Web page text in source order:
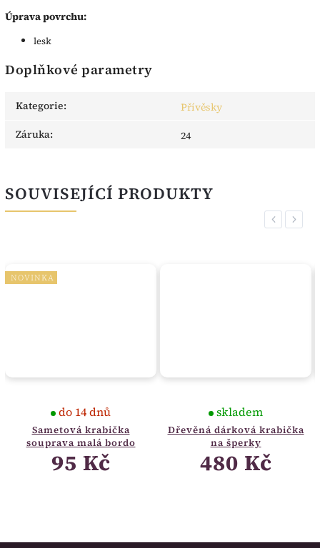
Úprava povrchu:
lesk
Doplňkové parametry
Kategorie:
Přívěsky
Záruka: 24
SOUVISEJÍCÍ PRODUKTY
Previous
NOVINKA
Sametová krabička
souprava malá bordo
do 14 dnů
95 Kč
Dřevěná dárková krabička
na šperky
skladem
480 Kč
Next